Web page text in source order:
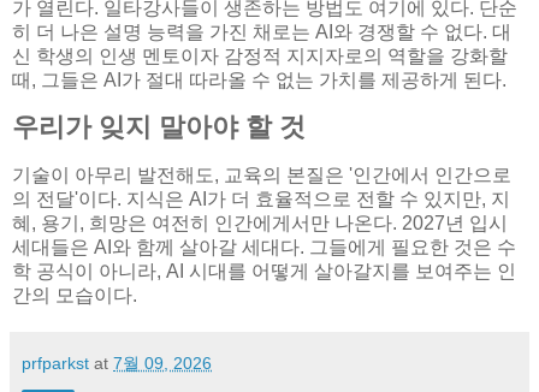
가 열린다. 일타강사들이 생존하는 방법도 여기에 있다. 단순
히 더 나은 설명 능력을 가진 채로는 AI와 경쟁할 수 없다. 대
신 학생의 인생 멘토이자 감정적 지지자로의 역할을 강화할
때, 그들은 AI가 절대 따라올 수 없는 가치를 제공하게 된다.
우리가 잊지 말아야 할 것
기술이 아무리 발전해도, 교육의 본질은 '인간에서 인간으로
의 전달'이다. 지식은 AI가 더 효율적으로 전할 수 있지만, 지
혜, 용기, 희망은 여전히 인간에게서만 나온다. 2027년 입시
세대들은 AI와 함께 살아갈 세대다. 그들에게 필요한 것은 수
학 공식이 아니라, AI 시대를 어떻게 살아갈지를 보여주는 인
간의 모습이다.
prfparkst at 7월 09, 2026